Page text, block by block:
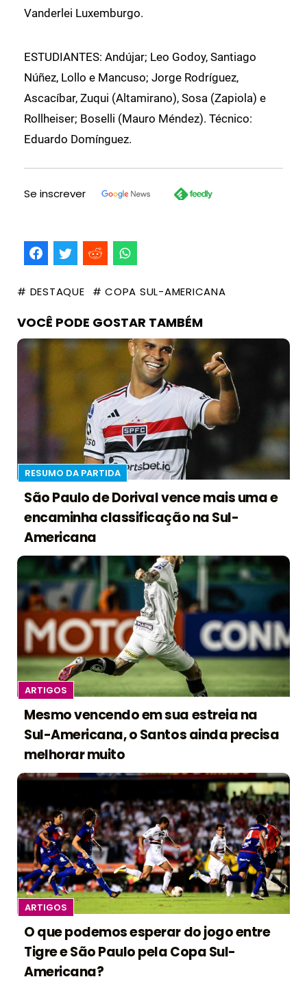
Vanderlei Luxemburgo.
ESTUDIANTES: Andújar; Leo Godoy, Santiago
Núñez, Lollo e Mancuso; Jorge Rodríguez,
Ascacíbar, Zuqui (Altamirano), Sosa (Zapiola) e
Rollheiser; Boselli (Mauro Méndez). Técnico:
Eduardo Domínguez.
Se inscrever
# DESTAQUE # COPA SUL-AMERICANA
VOCÊ PODE GOSTAR TAMBÉM
RESUMO DA PARTIDA
São Paulo de Dorival vence mais uma e
encaminha classificação na Sul-
Americana
ARTIGOS
Mesmo vencendo em sua estreia na
Sul-Americana, o Santos ainda precisa
melhorar muito
ARTIGOS
O que podemos esperar do jogo entre
Tigre e São Paulo pela Copa Sul-
Americana?